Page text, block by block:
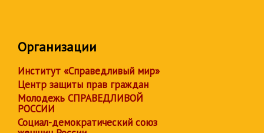
Организации
Институт «Справедливый мир»
Центр защиты прав граждан
Молодежь СПРАВЕДЛИВОЙ
РОССИИ
Социал-демократический союз